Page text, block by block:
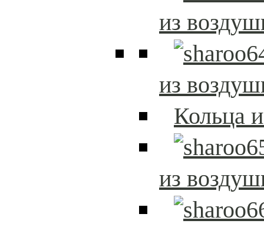
из
из
Кольца
из